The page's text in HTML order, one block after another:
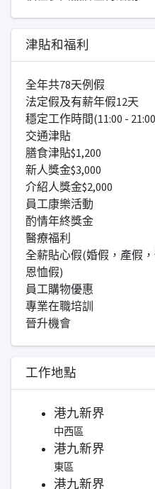
津貼和福利
全年共78天例假
法定假及有薪年假12天
穩定工作時間(11:00 -
交通津貼
膳食津貼$1,200
新人獎金$3,000
介紹人獎金$2,000
員工康樂活動
酌情年終獎金
醫療福利
全薪貼心假(婚假，產假
恩恤假)
員工購物優惠
專業在職培訓
晉升機會
工作地點
港九新界
中西區
港九新界
東區
港九新界